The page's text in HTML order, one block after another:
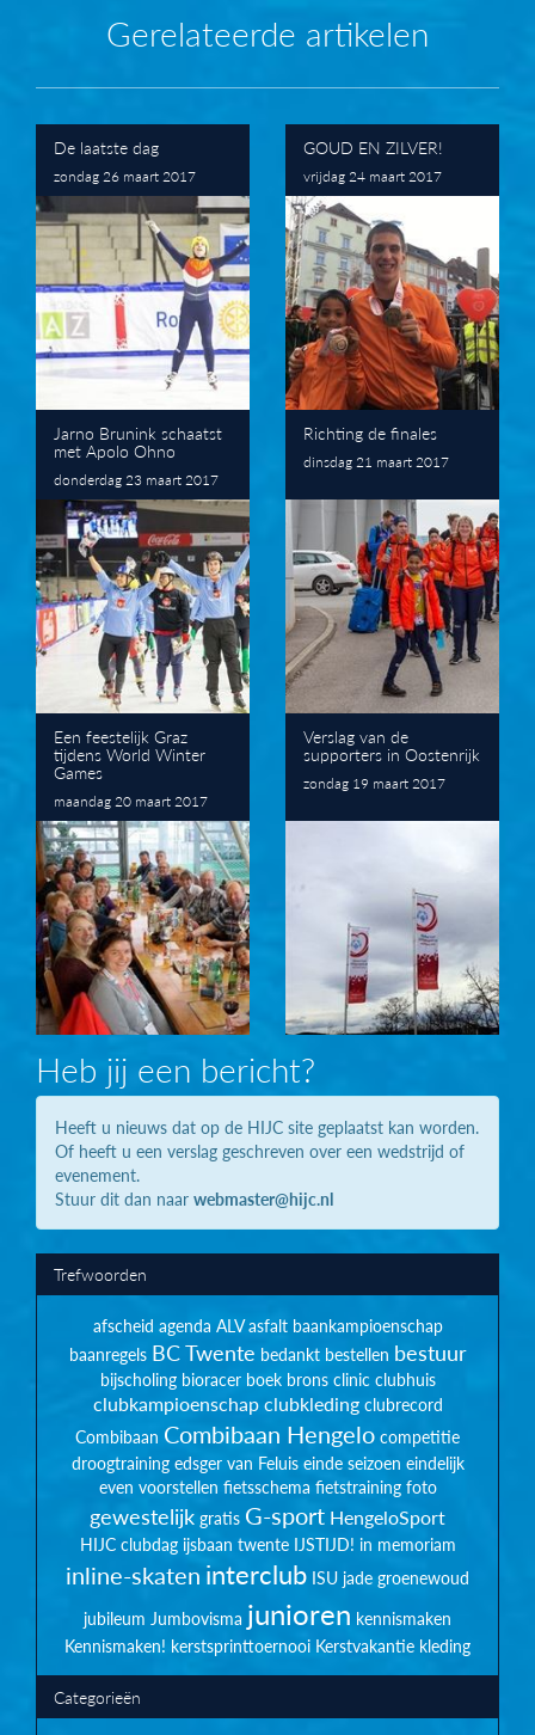
Gerelateerde artikelen
De laatste dag
zondag 26 maart 2017
GOUD EN ZILVER!
vrijdag 24 maart 2017
Jarno Brunink schaatst
met Apolo Ohno
donderdag 23 maart 2017
Richting de finales
dinsdag 21 maart 2017
Een feestelijk Graz
tijdens World Winter
Games
maandag 20 maart 2017
Verslag van de
supporters in Oostenrijk
zondag 19 maart 2017
Heb jij een bericht?
Heeft u nieuws dat op de HIJC site geplaatst kan worden.
Of heeft u een verslag geschreven over een wedstrijd of
evenement.
Stuur dit dan naar webmaster@hijc.nl
Trefwoorden
afscheid agenda ALV asfalt baankampioenschap
baanregels BC Twente bedankt bestellen bestuur
bijscholing bioracer boek brons clinic clubhuis
clubkampioenschapclubkleding clubrecord
Combibaan Combibaan Hengelo competitie
droogtraining edsger van Feluis einde seizoen eindelijk
even voorstellen fietsschema fietstraining foto
gewestelijk gratis G-sport HengeloSport
HIJC clubdag ijsbaan twente IJSTIJD! in memoriam
inline-skaten interclub ISU jade groenewoud
jubileum Jumbovisma junioren kennismaken
Kennismaken! kerstsprinttoernooi Kerstvakantie kleding
Categorieën